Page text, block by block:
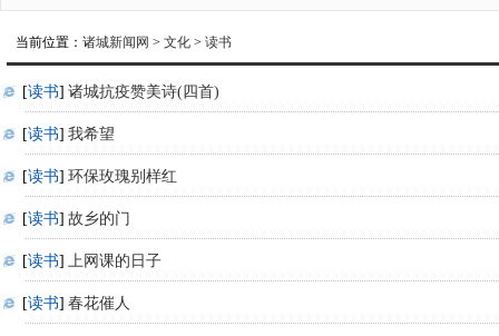
当前位置： 诸城新闻网 > 文化 > 读书
[读书] 诸城抗疫赞美诗(四首)
[读书] 我希望
[读书] 环保玫瑰别样红
[读书] 故乡的门
[读书] 上网课的日子
[读书] 春花催人